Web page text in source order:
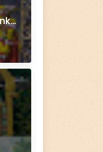
శ్రీ వేంకటేశ్వర వజ్ర కవచ స్తోత్రం - Sri Venkateswara Vajra Kavacham Stotram